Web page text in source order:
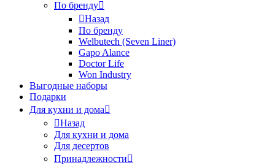
По бренду
Назад
По бренду
Welbutech (Seven Liner)
Gapo Alance
Doctor Life
Won Industry
Выгодные наборы
Подарки
Для кухни и дома
Назад
Для кухни и дома
Для десертов
Принадлежности